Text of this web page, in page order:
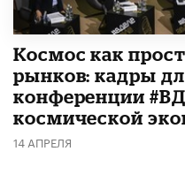
Космос как
рынков: кадры
конференции
космической
14 АПРЕЛЯ